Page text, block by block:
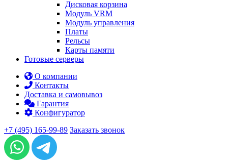
Дисковая корзина
Модуль VRM
Модуль управления
Платы
Рельсы
Карты памяти
Готовые серверы
О компании
Контакты
Доставка и самовывоз
Гарантия
Конфигуратор
+7 (495) 165-99-89 Заказать звонок